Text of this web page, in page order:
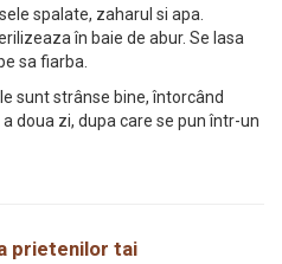
spalate, zaharul si apa.
în baie de abur. Se lasa
sa fiarba.
sunt strânse bine, întorcând
doua zi, dupa care se pun într-un
prietenilor tai